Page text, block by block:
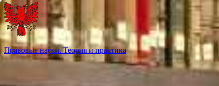
Правовые науки. Теория и практика